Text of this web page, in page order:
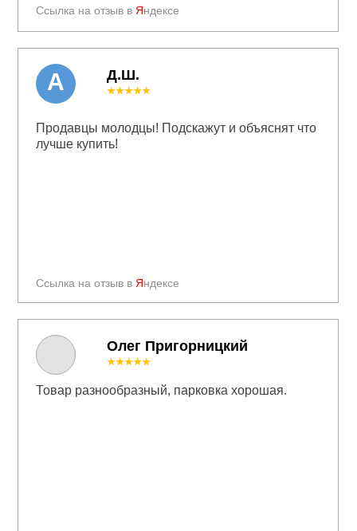
Олег Пригорницкий
Ссылка на отзыв в Яндексе
Д.Ш.
Ссылка на отзыв в Яндексе
★★★★★
Продавцы молодцы! Подскажут и объяснят что
лучше купить!
А
★★★★★
Товар разнообразный, парковка хорошая.